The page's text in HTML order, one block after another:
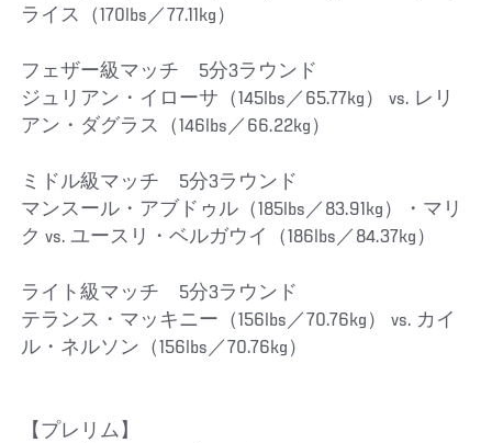
ライス（170lbs／77.11kg）
フェザー級マッチ 5分3ラウンド
ジュリアン・イローサ（145lbs／65.77kg） vs. レリ
アン・ダグラス（146lbs／66.22kg）
ミドル級マッチ 5分3ラウンド
マンスール・アブドゥル（185lbs／83.91kg）・マリ
ク vs. ユースリ・ベルガウイ（186lbs／84.37kg）
ライト級マッチ 5分3ラウンド
テランス・マッキニー（156lbs／70.76kg） vs. カイ
ル・ネルソン（156lbs／70.76kg）
【プレリム】